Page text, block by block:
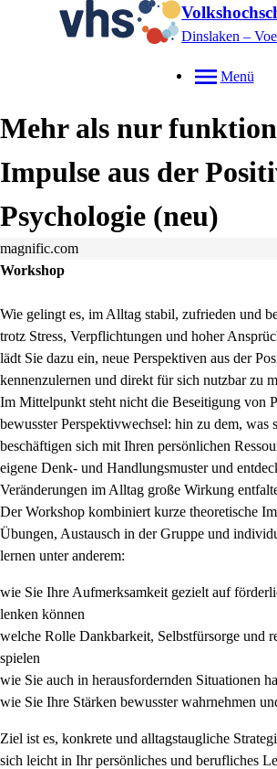
Dinslaken –
Menü
Mehr als nur
Impulse aus der
Psychologie neu
magnific.com
Workshop
Wie gelingt es, im Alltag stabil, zufrieden und
trotz Stress, Verpflichtungen und hoher
lädt Sie dazu ein, neue Perspektiven aus der
kennenzulernen und direkt für sich nutzbar zu
Im Mittelpunkt steht nicht die Beseitigung von
bewusster Perspektivwechsel: hin zu dem, was
beschäftigen sich mit Ihren persönlichen
eigene Denk- und Handlungsmuster und
Veränderungen im Alltag große Wirkung
Der Workshop kombiniert kurze theoretische
Übungen, Austausch in der Gruppe und
lernen unter anderem:
wie Sie Ihre Aufmerksamkeit gezielt auf
lenken können
welche Rolle Dankbarkeit, Selbstfürsorge und
spielen
wie Sie auch in herausfordernden Situationen
wie Sie Ihre Stärken bewusster wahrnehmen
Ziel ist es, konkrete und alltagstaugliche
sich leicht in Ihr persönliches und berufliches